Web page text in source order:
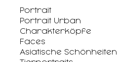
Portrait
Portrait Urban
Charakterköpfe
Faces
Asiatische Schönheiten